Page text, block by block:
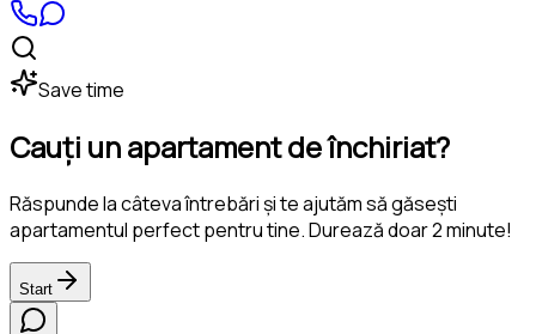
Save time
Cauți un apartament de închiriat?
Răspunde la câteva întrebări și te ajutăm să găsești
apartamentul perfect pentru tine. Durează doar 2 minute!
Start